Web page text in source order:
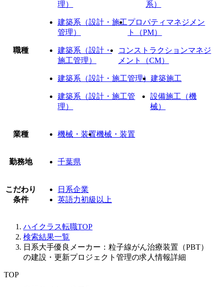
職種
理）
系）
建築系（設計・施工
管理）
プロパティマネジメン
ト（PM）
建築系（設計・
施工管理）
コンストラクションマネジ
メント（CM）
建築系（設計・施工管理） 建築施工
建築系（設計・施工管
理）
設備施工（機
械）
業種 機械・装置機械・装置
勤務地 千葉県
こだわり
条件
日系企業
英語力初級以上
ハイクラス転職TOP
検索結果一覧
日系大手優良メーカー：粒子線がん治療装置（PBT）
の建設・更新プロジェクト管理の求人情報詳細
TOP